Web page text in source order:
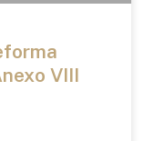
VIII